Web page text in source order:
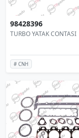
98428396
TURBO YATAK CONTASI
# CNH